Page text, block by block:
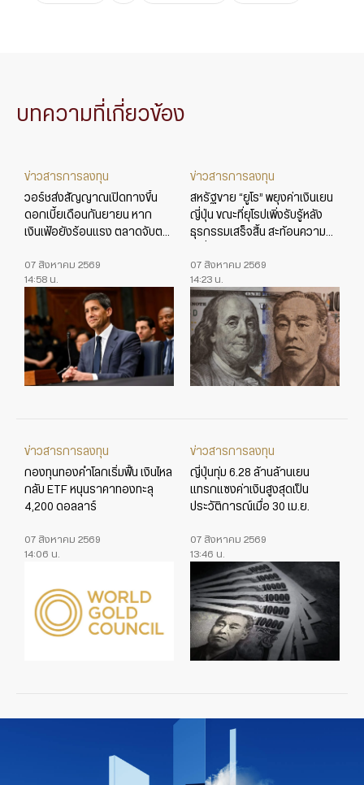
บทความที่เกี่ยวข้อง
ข่าวสารการลงทุน
วอร์ชส่งสัญญาณเปิดทางขึ้น
ดอกเบี้ยเดือนกันยายน หาก
เงินเฟ้อยังร้อนแรง ตลาดจับตา
07 สิงหาคม 2569
14:58 น.
ข่าวสารการลงทุน
สหรัฐขาย “ยูโร” พยุงค่าเงินเยน
ญี่ปุ่น ขณะที่ยุโรปเพิ่งรับรู้หลัง
ธุรกรรมเสร็จสิ้น สะท้อนความ
07 สิงหาคม 2569
14:23 น.
ข่าวสารการลงทุน
กองทุนทองคำโลกเริ่มฟื้น เงินไหล
กลับ ETF หนุนราคาทองทะลุ
4,200 ดอลลาร์
07 สิงหาคม 2569
14:06 น.
ข่าวสารการลงทุน
ญี่ปุ่นทุ่ม 6.28 ล้านล้านเยน
แทรกแซงค่าเงินสูงสุดเป็น
ประวัติการณ์เมื่อ 30 เม.ย.
07 สิงหาคม 2569
13:46 น.